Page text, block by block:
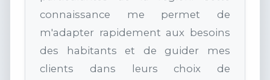
connaissance me permet de
m'adapter rapidement aux besoins
des habitants et de guider mes
clients dans leurs choix de